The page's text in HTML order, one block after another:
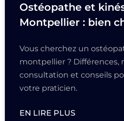
Ostéopathe et
Montpellier : bien
Vous cherchez un
montpellier ? Différences,
consultation et conseils
votre praticien.
EN LIRE PLUS